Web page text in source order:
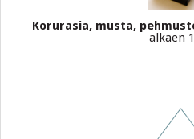
Korurasia, musta,
alkaen